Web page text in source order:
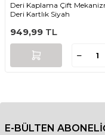
Deri Kaplama Çift
Deri Kartlık Siyah
949,99 TL
E-BÜLTEN